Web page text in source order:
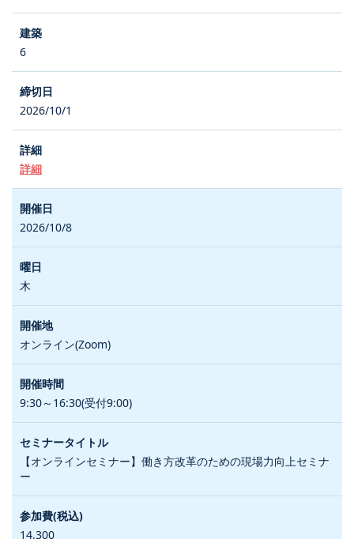
6
2026/10/1
詳細
2026/10/8
木
オンライン(Zoom)
9:30～16:30(受付9:00)
【オンラインセミナー】働き方改革のための現場力向上セミナ
ー
14,300